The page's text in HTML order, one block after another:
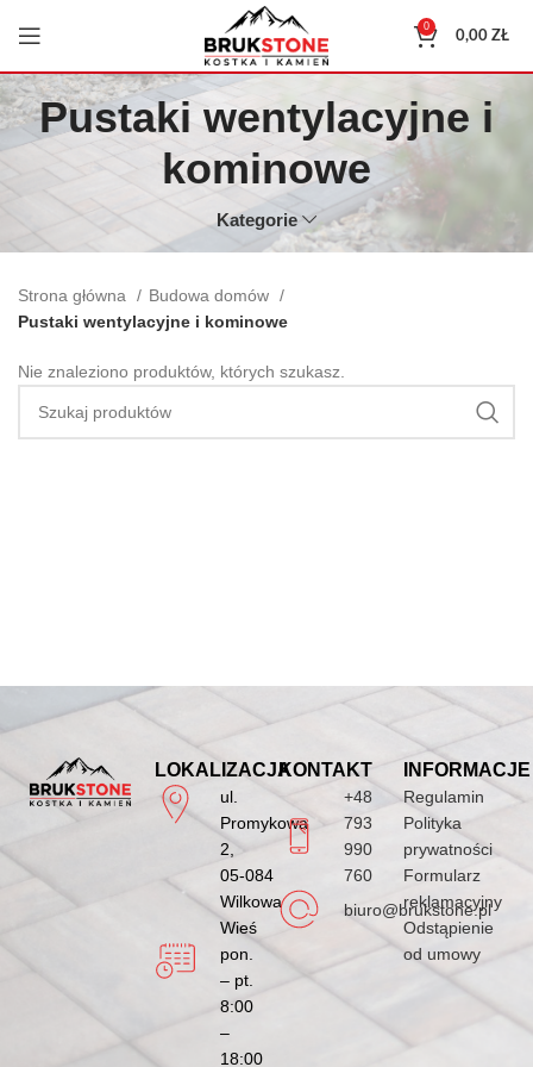
0
0,00ZŁ
Pustaki wentylacyjne i
kominowe
Kategorie
Strona główna
Budowa domów
Pustaki wentylacyjne i kominowe
Nie znaleziono produktów, których szukasz.
LOKALIZACJA
ul.
Promykowa
2,
05-084
Wilkowa
Wieś
pon.
– pt.
8:00
–
18:00
KONTAKT
+48
793
990
760
biuro@brukstone.pl
INFORMACJE
Regulamin
Polityka
prywatności
Formularz
reklamacyjny
Odstąpienie
od umowy